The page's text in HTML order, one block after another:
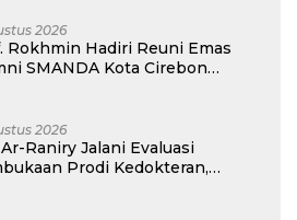
Honorer
2026
Rokhmin Hadiri Reuni Emas
SMANDA Kota Cirebon
2026
Raniry Jalani Evaluasi
Prodi Kedokteran,